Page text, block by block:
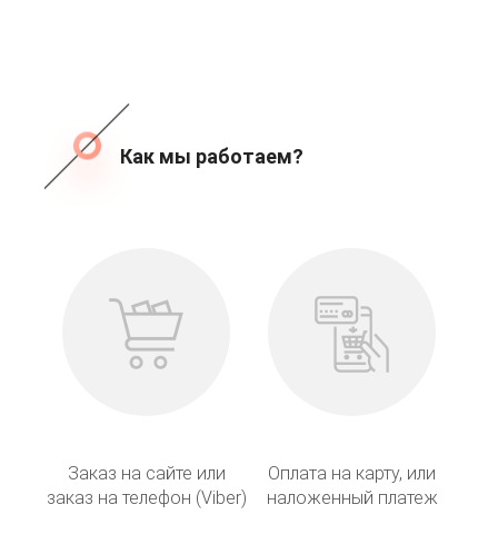
Как мы работаем?
Заказ на сайте или
заказ на телефон (Viber)
Оплата на карту, или
наложенный платеж